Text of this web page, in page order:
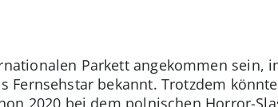
Parkett angekommen sein,
Fernsehstar bekannt. Trotzdem